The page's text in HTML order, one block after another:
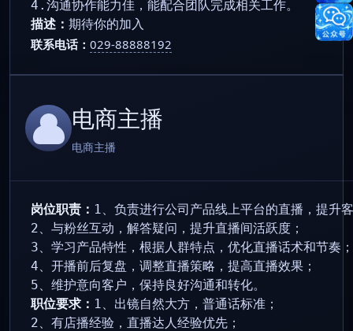
4.沟通协作能力佳，能配合团队完成相关工作。
描述： 期待你的加入
联系电话： 029-88888192
电商主播
电商主播
岗位职责： 1、负责进行公司产品线上平台的直播，提升
2、与粉丝互动，解答疑问，提升直播间活跃度；
3、学习产品特性，根据人群特点，优化直播话术和节奏；
4、开播前后复盘，调整直播策略，提高直播效果；
5、维护意向客户，保持良好沟通和转化。
职位要求： 1、出镜自然大方，普通话标准；
2、有店播经验，直播达人经验优先；